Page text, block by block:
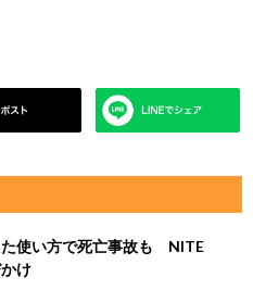
た使い方で死亡事故も NITE
け